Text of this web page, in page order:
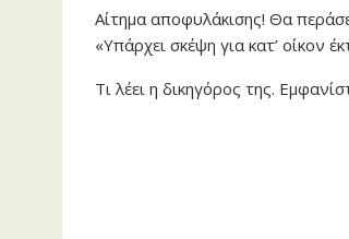
Αίτημα αποφυλάκισης! Θα
«Υπάρχει σκέψη για κατ’ οίκον
Τι λέει η δικηγόρος της.